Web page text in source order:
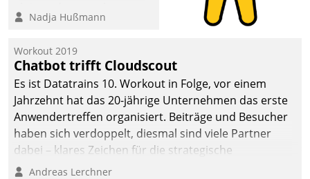
methodisch
Quartier. Dazwischen
zeigte Datatrain, was es
Neues zu bieten hat.
Nadja Hußmann
Workout 2019
Chatbot trifft Cloudscout
Es ist Datatrains 10. Workout in Folge, vor einem
Jahrzehnt hat das 20-jährige Unternehmen das erste
Anwendertreffen organisiert. Beiträge und Besucher
haben sich verdoppelt, diesmal sind viele Partner
dabei – klares Zeichen für die strategische
Fokussierung auf den Kunden.
Andreas Lerchner